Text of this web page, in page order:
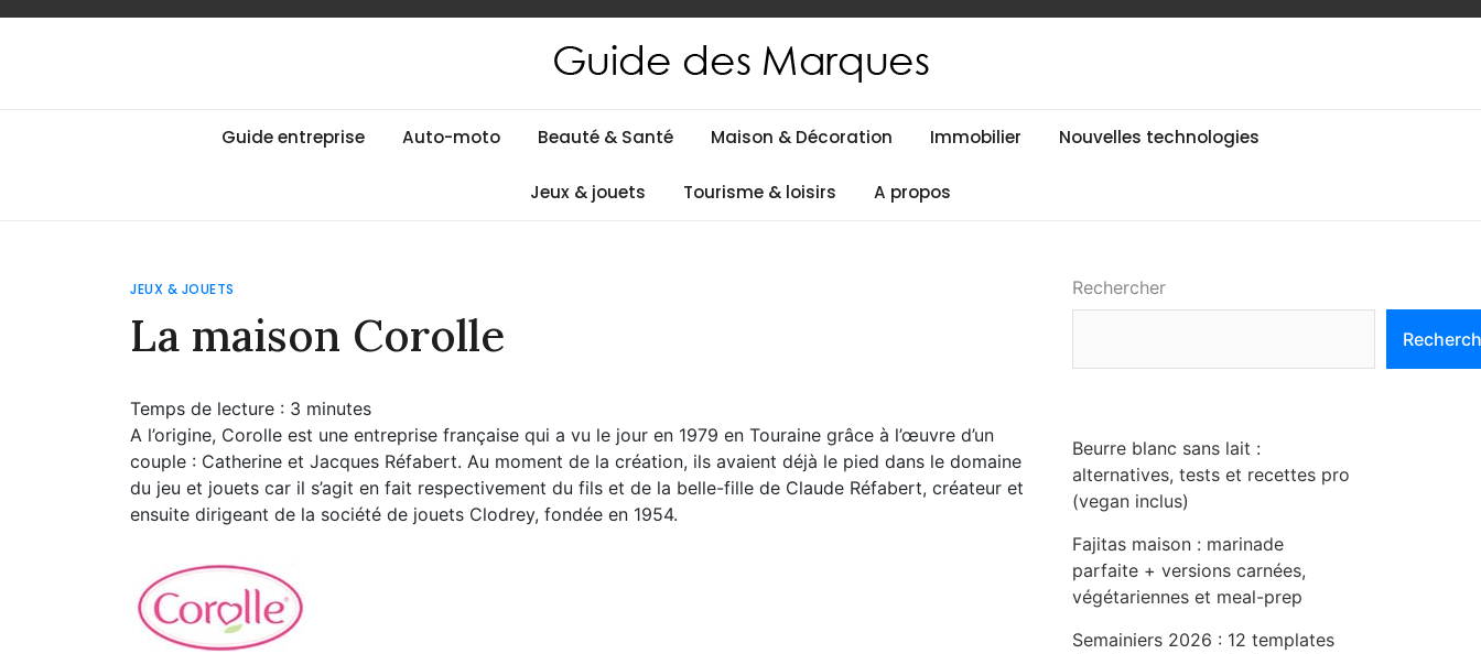
Skip
Guide des Marques
Guide entreprise Auto-moto Beauté & Santé Maison & Décoration Immobilier Nouvelles technologies
Jeux & jouets Tourisme & loisirs A propos
JEUX & JOUETS
La maison Corolle
Temps de lecture : 3 minutes
A l’origine, Corolle est une entreprise française qui a vu le jour en 1979 en Touraine grâce à l’œuvre d’un
couple : Catherine et Jacques Réfabert. Au moment de la création, ils avaient déjà le pied dans le domaine
du jeu et jouets car il s’agit en fait respectivement du fils et de la belle-fille de Claude Réfabert, créateur et
ensuite dirigeant de la société de jouets Clodrey, fondée en 1954.
Rechercher
Beurre blanc sans lait :
alternatives, tests et recettes pro
(vegan inclus)
Fajitas maison : marinade
parfaite + versions carnées,
végétariennes et meal-prep
Semainiers 2026 : 12 templates